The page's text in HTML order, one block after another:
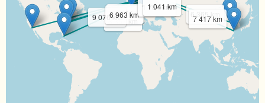
6 650 km
8 357 km
9 076 km6 963 km 7 417 km
1 784 km
1 041 km